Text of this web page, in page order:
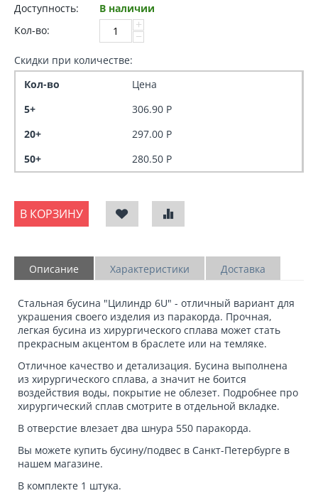
Доступность:
В наличии
Кол-во:
+
−
Скидки при количестве:
Кол-во
Цена
5+
306.90 Р
20+
297.00 Р
50+
280.50 Р
В КОРЗИНУ
Описание Характеристики Доставка
Стальная бусина "Цилиндр 6U" - отличный вариант для
украшения своего изделия из паракорда. Прочная,
легкая бусина из хирургического сплава может стать
прекрасным акцентом в браслете или на темляке.
Отличное качество и детализация. Бусина выполнена
из хирургического сплава, а значит не боится
воздействия воды, покрытие не облезет. Подробнее про
хирургический сплав смотрите в отдельной вкладке.
В отверстие влезает два шнура 550 паракорда.
Вы можете купить бусину/подвес в Санкт-Петербурге в
нашем магазине.
В комплекте 1 штука.